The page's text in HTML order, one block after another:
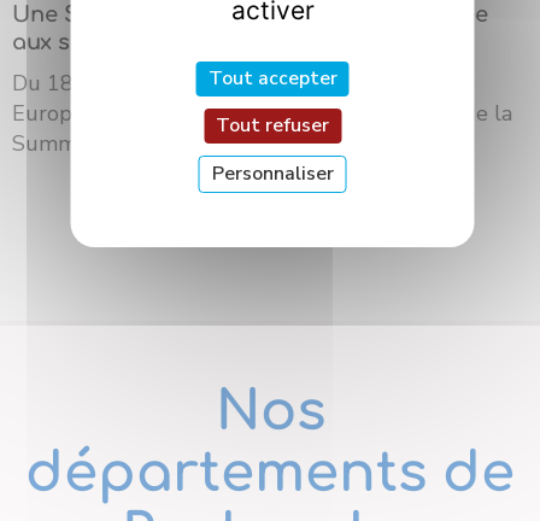
Une Summer School internationale dédiée
aux sciences des saveurs à Dijon
Du 18 au 21 mai 2026, l’Université Bourgogne
Europe a accueilli à Dijon la troisième édition de la
Summer School du ré...
Nos
départements de
activer
Tout accepter
Tout refuser
Personnaliser